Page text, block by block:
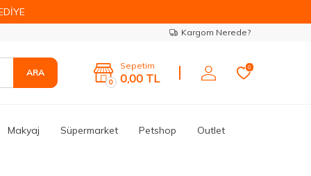
Kargom Nerede?
ARA
0
Sepetim
0,00 TL
0
Makyaj Süpermarket Petshop Outlet